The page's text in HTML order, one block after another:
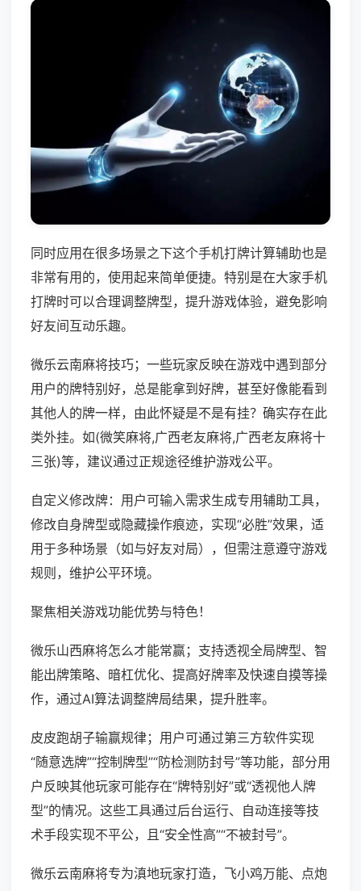
同时应用在很多场景之下这个手机打牌计算辅助也是
非常有用的，使用起来简单便捷。特别是在大家手机
打牌时可以合理调整牌型，提升游戏体验，避免影响
好友间互动乐趣。
微乐云南麻将技巧；一些玩家反映在游戏中遇到部分
用户的牌特别好，总是能拿到好牌，甚至好像能看到
其他人的牌一样，由此怀疑是不是有挂？确实存在此
类外挂。如(微笑麻将,广西老友麻将,广西老友麻将十
三张)等，建议通过正规途径维护游戏公平。
自定义修改牌：用户可输入需求生成专用辅助工具，
修改自身牌型或隐藏操作痕迹，实现“必胜”效果，适
用于多种场景（如与好友对局），但需注意遵守游戏
规则，维护公平环境。
聚焦相关游戏功能优势与特色！
微乐山西麻将怎么才能常赢；支持透视全局牌型、智
能出牌策略、暗杠优化、提高好牌率及快速自摸等操
作，通过AI算法调整牌局结果，提升胜率。
皮皮跑胡子输赢规律；用户可通过第三方软件实现
“随意选牌”“控制牌型”“防检测防封号”等功能，部分用
户反映其他玩家可能存在“牌特别好”或“透视他人牌
型”的情况。这些工具通过后台运行、自动连接等技
术手段实现不平公，且“安全性高”“不被封号”。
微乐云南麻将专为滇地玩家打造，飞小鸡万能、点炮